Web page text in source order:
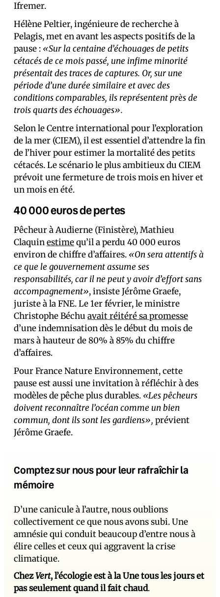
Ifremer.
Hélène Peltier, ingénieure de recherche à
Pelagis, met en avant les aspects positifs de la
pause : «Sur la centaine d’échouages de petits
cétacés de ce mois passé, une infime minorité
présentait des traces de captures. Or, sur une
période d’une durée similaire et avec des
conditions comparables, ils représentent près de
trois quarts des échouages».
Selon le Centre international pour l’exploration
de la mer (CIEM), il est essentiel d’attendre la fin
de l’hiver pour estimer la mortalité des petits
cétacés. Le scénario le plus ambitieux du CIEM
prévoit une fermeture de trois mois en hiver et
un mois en été.
40 000 euros de pertes
Pêcheur à Audierne (Finistère), Mathieu
Claquinestimequ’il a perdu 40 000 euros
environ de chiffre d’affaires. «On sera attentifs à
ce que le gouvernement assume ses
responsabilités, car il ne peut y avoir d’effort sans
accompagnement», insiste Jérôme Graefe,
juriste à la FNE. Le 1er février, le ministre
Christophe Béchu avait réitéré sa promesse
d’une indemnisation dès le début du mois de
mars à hauteur de 80% à 85% du chiffre
d’affaires.
Pour France Nature Environnement, cette
pause est aussi une invitation à réfléchir à des
modèles de pêche plus durables. «Les pêcheurs
doivent reconnaître l’océan comme un bien
commun, dont ils sont les gardiens», prévient
Jérôme Graefe.
Comptez sur nous pour leur rafraîchir la
mémoire
D’une canicule à l’autre, nous oublions
collectivement ce que nous avons subi. Une
amnésie qui conduit beaucoup d’entre nous à
élire celles et ceux qui aggravent la crise
climatique.
ChezVert, l’écologie est à la Une tous les jours et
pas seulement quand il fait chaud.